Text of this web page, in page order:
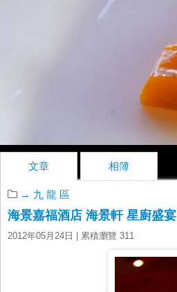
文章 相簿
→ 九 龍 區
海景嘉福酒店 海景軒 星廚盛宴
2012年05月24日 | 累積瀏覽 311